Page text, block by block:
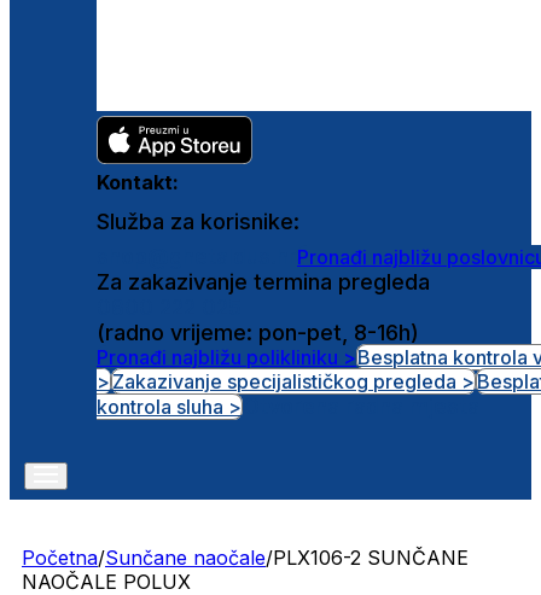
Kontakt:
Služba za korisnike:
Pronađi najbližu
Za zakazivanje termina pregleda
(radno vrijeme: pon-pet, 8-16h)
Pronađi najbližu polikliniku >Besplatna kontrola
>Zakazivanje specijalističkog pregleda >
kontrola sluha >
Početna/Sunčane naočale/PLX106-2 SUNČANE
NAOČALE POLUX